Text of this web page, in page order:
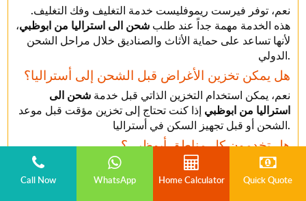
نعم، توفر فيرست ريموفليست خدمة التغليف وفك التغليف.
هذه الخدمة مهمة جداً عند طلب شحن الى استراليا من ابوظبي،
لأنها تساعد على حماية الأثاث والصناديق خلال مراحل الشحن
الدولي.
هل يمكن تخزين الأغراض قبل الشحن إلى أستراليا؟
نعم، يمكن استخدام التخزين الذاتي قبل خدمة شحن الى
استراليا من ابوظبي إذا كنت تحتاج إلى تخزين مؤقت قبل موعد
الشحن أو قبل تجهيز السكن في أستراليا.
هل تخدمون كل مناطق أبوظبي؟
نعم، نقدم خدمة الشحن الى استراليا من ابوظبي من مناطق
عديدة مثل جزيرة الريم، مدينة خليفة، مدينة محمد بن زايد،Call Now WhatsApp Home Calculator Quick Quote